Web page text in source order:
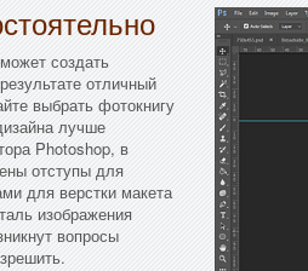
создать
отличный
выбрать фотокнигу
лучше
Photoshop, в
отступы для
для верстки макета
изображения
вопросы